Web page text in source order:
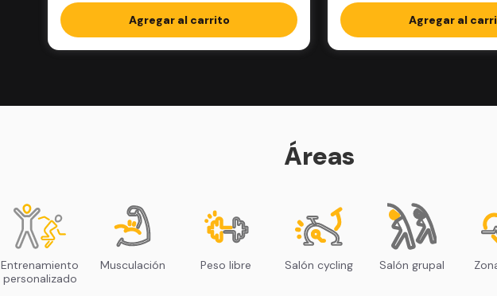
Agregar al carrito Agregar al
Áreas
Entrenamiento
personalizado
Musculación Peso libre Salón cycling Salón grupal